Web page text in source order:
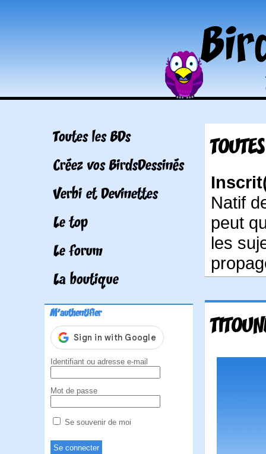
Toutes les BDs
Créez vos BirdsDessinés
Verbi et Devinettes
Le top
Le forum
La boutique
M'authentifier
Identifiant ou adresse e-mail
Mot de passe
Se souvenir de moi
Natif
peut
les